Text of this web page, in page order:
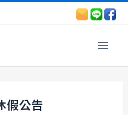
假公告